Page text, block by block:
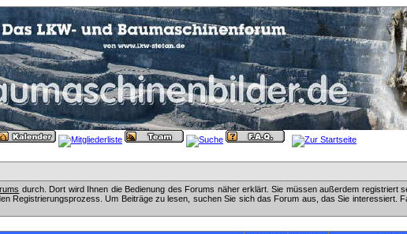
durch. Dort wird Ihnen die Bedienung des Forums näher erklärt. Sie müssen außerdem registriert
Registrierungsprozess. Um Beiträge zu lesen, suchen Sie sich das Forum aus, das Sie interessiert.